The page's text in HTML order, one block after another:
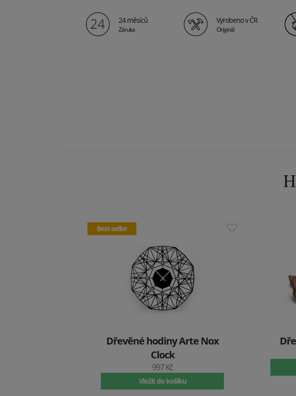
24 měsíců
Záruka
Vyrobeno v ČR
Originál
Best-seller
Dřevěné hodiny Arte Nox
Clock
997 Kč
Vložit do košíku